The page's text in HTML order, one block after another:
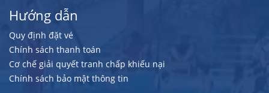
Hướng dẫn
Quy định đặt vé
Chính sách thanh toán
Cơ chế giải quyết tranh chấp khiếu nại
Chính sách bảo mật thông tin